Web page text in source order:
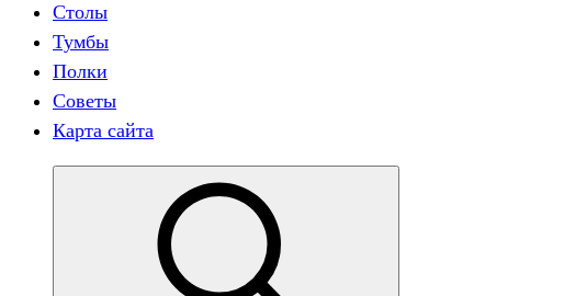
Столы
Тумбы
Полки
Советы
Карта сайта